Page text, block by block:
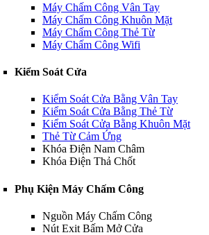
Máy Chấm Công Vân Tay
Máy Chấm Công Khuôn Mặt
Máy Chấm Công Thẻ Từ
Máy Chấm Công Wifi
Kiểm Soát Cửa
Kiểm Soát Cửa Bằng Vân Tay
Kiểm Soát Cửa Bằng Thẻ Từ
Kiểm Soát Cửa Bằng Khuôn Mặt
Thẻ Từ Cảm Ứng
Khóa Điện Nam Châm
Khóa Điện Thả Chốt
Phụ Kiện Máy Chấm Công
Nguồn Máy Chấm Công
Nút Exit Bấm Mở Cửa